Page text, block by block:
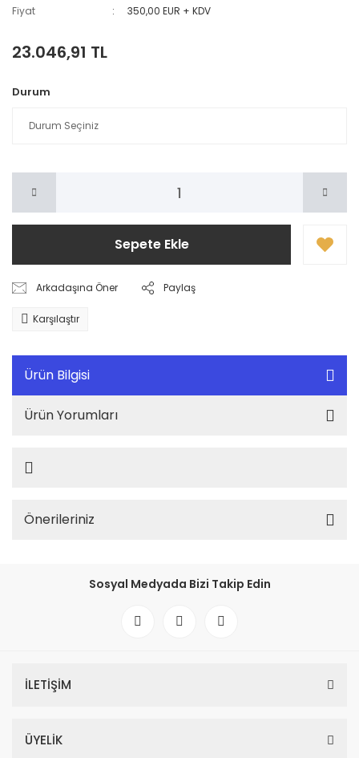
Fiyat
350,00 EUR + KDV
23.046,91 TL
Durum
Sepete Ekle
Arkadaşına Öner Paylaş
Karşılaştır
Ürün Bilgisi
Ürün Yorumları
Önerileriniz
Sosyal Medyada Bizi Takip Edin
İLETİŞİM
ÜYELİK